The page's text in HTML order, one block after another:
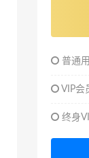
普通
VIP会
终身